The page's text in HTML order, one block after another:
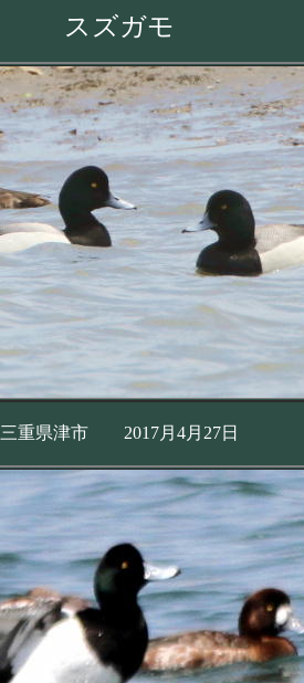
スズガモ
三重県津市 2017月4月27日